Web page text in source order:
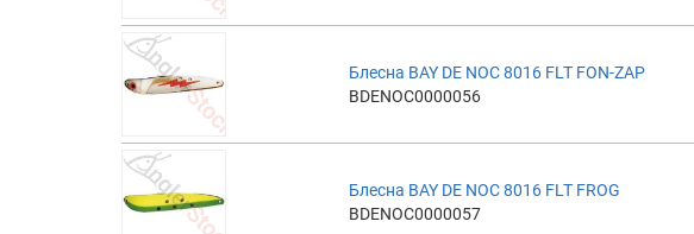
Блесна BAY DE NOC 8016 FLT FON-ZAP
BDENOC0000056
Блесна BAY DE NOC 8016 FLT FROG
BDENOC0000057